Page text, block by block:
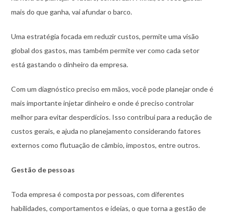
mais do que ganha, vai afundar o barco.
Uma estratégia focada em reduzir custos, permite uma visão
global dos gastos, mas também permite ver como cada setor
está gastando o dinheiro da empresa.
Com um diagnóstico preciso em mãos, você pode planejar onde é
mais importante injetar dinheiro e onde é preciso controlar
melhor para evitar desperdícios. Isso contribui para a redução de
custos gerais, e ajuda no planejamento considerando fatores
externos como flutuação de câmbio, impostos, entre outros.
Gestão de pessoas
Toda empresa é composta por pessoas, com diferentes
habilidades, comportamentos e ideias, o que torna a gestão de